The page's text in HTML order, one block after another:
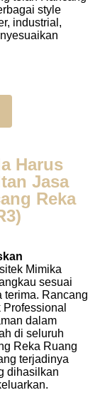
style
industrial,
Harus
Jasa
Reka
Mimika
sesuai
terima. Rancang
dalam
di seluruh
Reka Ruang
terjadinya
dihasilkan